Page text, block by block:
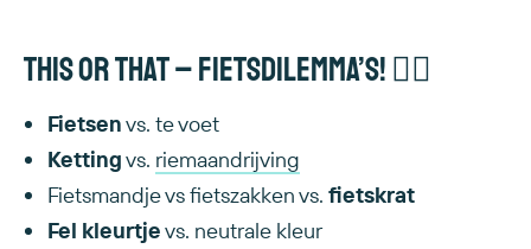
This or That – Fietsdilemma’s! 🚴‍♀️
Fietsenvs. te voet
Kettingvs. riemaandrijving
Fietsmandje vs fietszakken vs. fietskrat
Fel kleurtjevs. neutrale kleur